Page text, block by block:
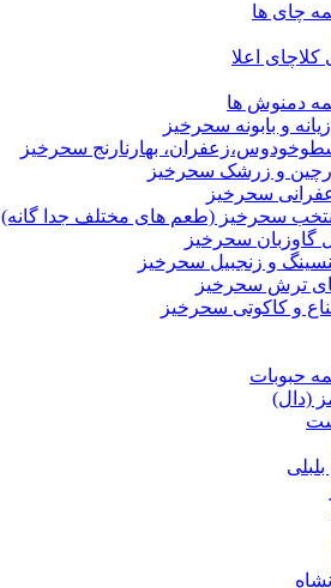
چای ها
کلاچای اعلا
دمنوش ها
و بابونه سحرخیز
بهارنارنج سحرخیز
و زرشک سحرخیز
سحرخیز
سحرخیز (طعم های مختلف جدا گانه)
سحرخیز
و زنجبیل سحرخیز
ترش سحرخیز
و کاکوتی سحرخیز
حبوبات
(دال)